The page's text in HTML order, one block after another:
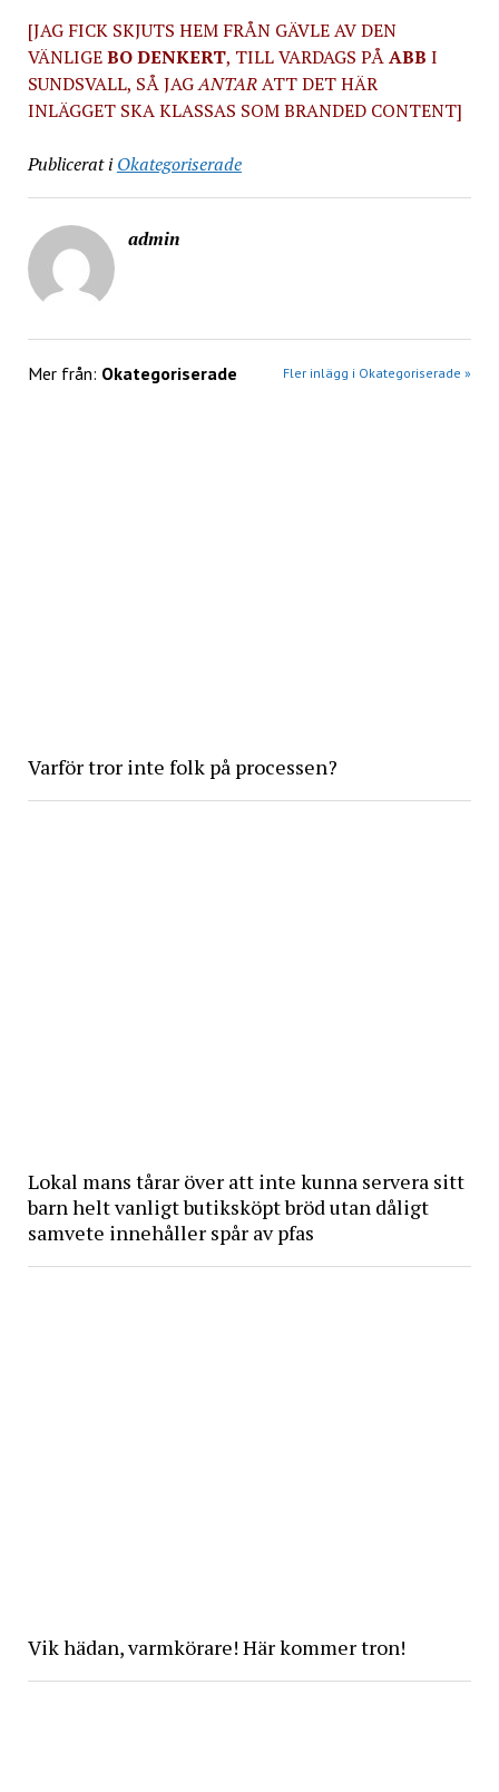
[JAG FICK SKJUTS HEM FRÅN GÄVLE AV DEN
VÄNLIGEBO DENKERT, TILL VARDAGS PÅABB I
SUNDSVALL, SÅ JAGANTARATT DET HÄR
INLÄGGET SKA KLASSAS SOM BRANDED CONTENT]
Publicerat i Okategoriserade
admin
Mer från: Okategoriserade Fler inlägg i Okategoriserade »
Varför tror inte folk på processen?
Lokal mans tårar över att inte kunna servera sitt
barn helt vanligt butiksköpt bröd utan dåligt
samvete innehåller spår av pfas
Vik hädan, varmkörare! Här kommer tron!